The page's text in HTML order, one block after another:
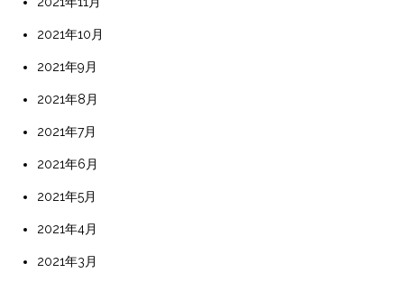
2021年10月
2021年9月
2021年8月
2021年7月
2021年6月
2021年5月
2021年4月
2021年3月